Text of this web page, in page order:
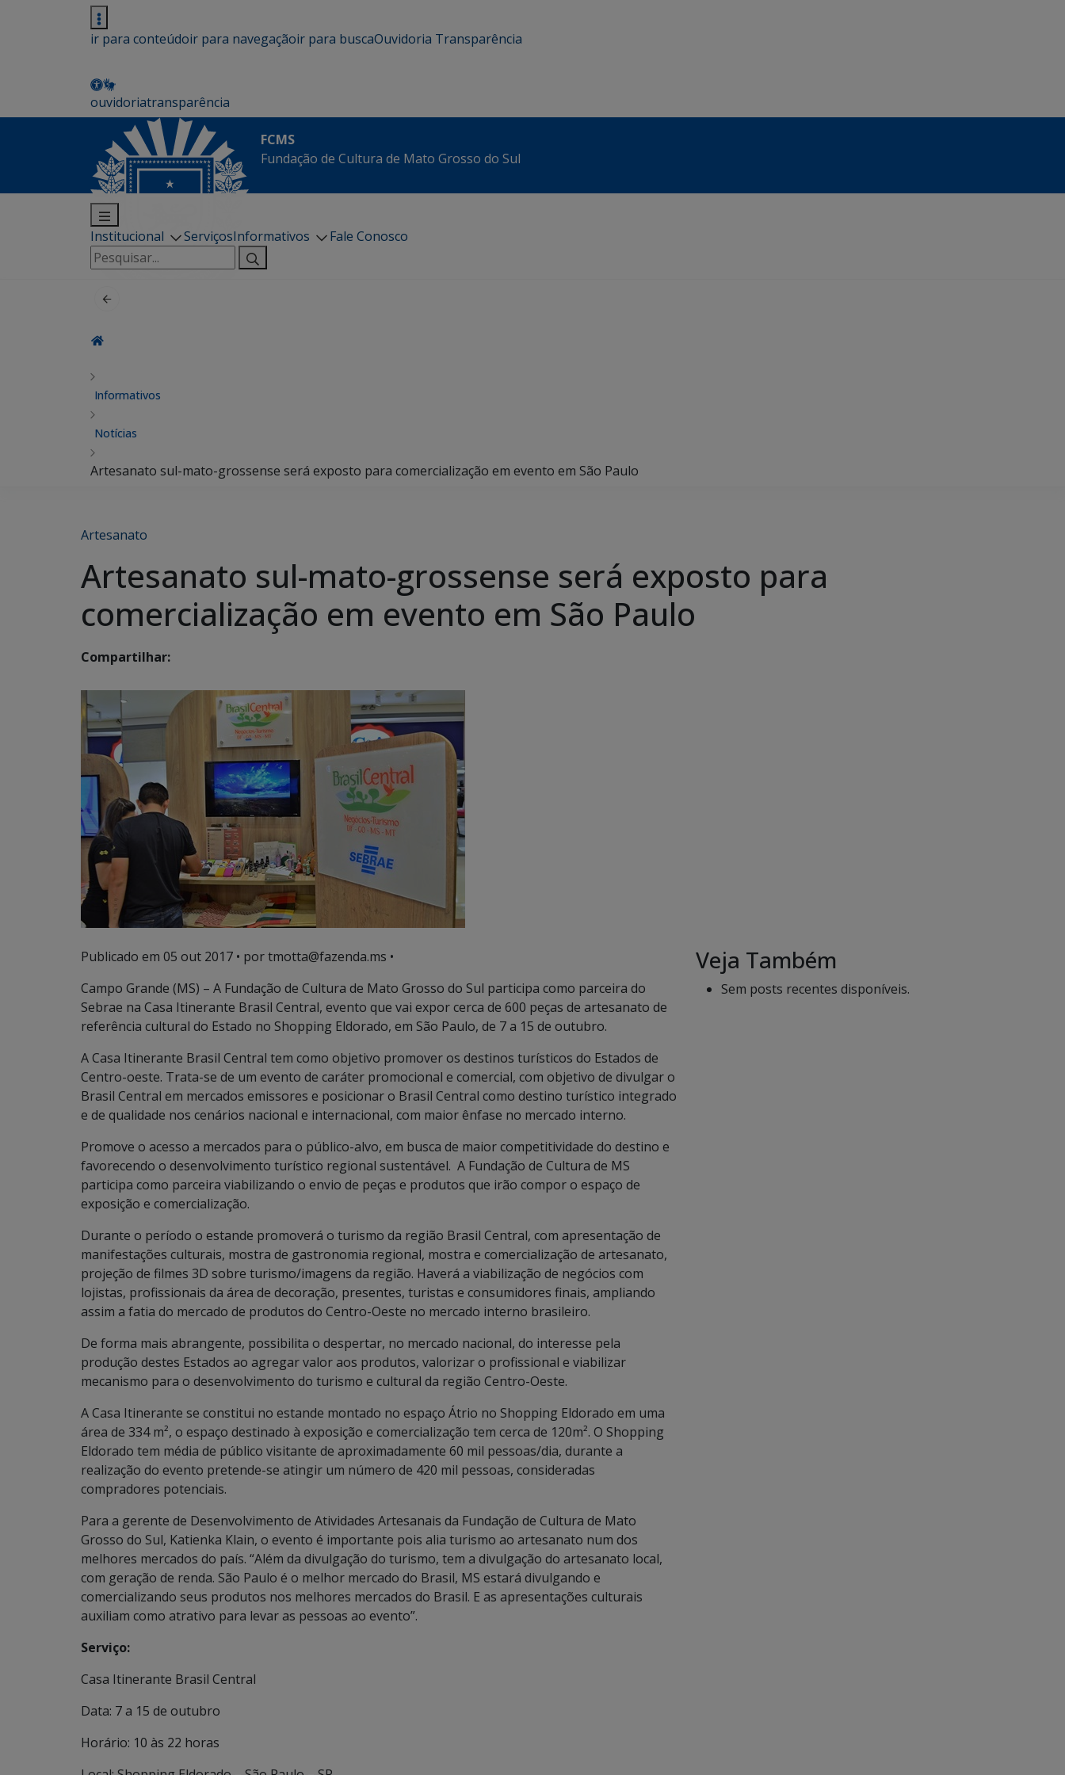
ir para conteúdoir para navegaçãoir para buscaOuvidoria Transparência
ouvidoriatransparência
FCMS
Fundação de Cultura de Mato Grosso do Sul
Institucional ServiçosInformativos
Fale Conosco
Pesquisar
por:
Informativos
Notícias
Artesanato sul-mato-grossense será exposto para comercialização em evento em São Paulo
Artesanato
Artesanato sul-mato-grossense será exposto para
comercialização em evento em São Paulo
Compartilhar:
Publicado em 05 out 2017 • por tmotta@fazenda.ms •
Campo Grande (MS) – A Fundação de Cultura de Mato Grosso do Sul participa como parceira do
Sebrae na Casa Itinerante Brasil Central, evento que vai expor cerca de 600 peças de artesanato de
referência cultural do Estado no Shopping Eldorado, em São Paulo, de 7 a 15 de outubro.
A Casa Itinerante Brasil Central tem como objetivo promover os destinos turísticos do Estados de
Centro-oeste. Trata-se de um evento de caráter promocional e comercial, com objetivo de divulgar o
Brasil Central em mercados emissores e posicionar o Brasil Central como destino turístico integrado
e de qualidade nos cenários nacional e internacional, com maior ênfase no mercado interno.
Promove o acesso a mercados para o público-alvo, em busca de maior competitividade do destino e
favorecendo o desenvolvimento turístico regional sustentável. A Fundação de Cultura de MS
participa como parceira viabilizando o envio de peças e produtos que irão compor o espaço de
exposição e comercialização.
Durante o período o estande promoverá o turismo da região Brasil Central, com apresentação de
manifestações culturais, mostra de gastronomia regional, mostra e comercialização de artesanato,
projeção de filmes 3D sobre turismo/imagens da região. Haverá a viabilização de negócios com
lojistas, profissionais da área de decoração, presentes, turistas e consumidores finais, ampliando
assim a fatia do mercado de produtos do Centro-Oeste no mercado interno brasileiro.
De forma mais abrangente, possibilita o despertar, no mercado nacional, do interesse pela
produção destes Estados ao agregar valor aos produtos, valorizar o profissional e viabilizar
mecanismo para o desenvolvimento do turismo e cultural da região Centro-Oeste.
A Casa Itinerante se constitui no estande montado no espaço Átrio no Shopping Eldorado em uma
área de 334 m², o espaço destinado à exposição e comercialização tem cerca de 120m². O Shopping
Eldorado tem média de público visitante de aproximadamente 60 mil pessoas/dia, durante a
realização do evento pretende-se atingir um número de 420 mil pessoas, consideradas
compradores potenciais.
Para a gerente de Desenvolvimento de Atividades Artesanais da Fundação de Cultura de Mato
Grosso do Sul, Katienka Klain, o evento é importante pois alia turismo ao artesanato num dos
melhores mercados do país. “Além da divulgação do turismo, tem a divulgação do artesanato local,
com geração de renda. São Paulo é o melhor mercado do Brasil, MS estará divulgando e
comercializando seus produtos nos melhores mercados do Brasil. E as apresentações culturais
auxiliam como atrativo para levar as pessoas ao evento”.
Serviço:
Casa Itinerante Brasil Central
Data: 7 a 15 de outubro
Horário: 10 às 22 horas
Veja Também
Sem posts recentes disponíveis.